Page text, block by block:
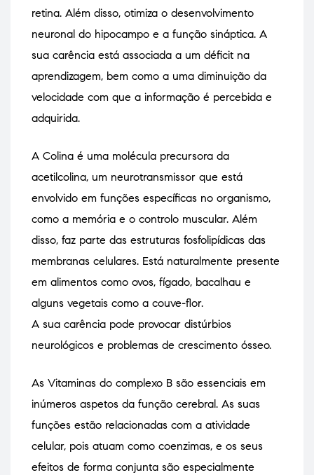
retina. Além disso, otimiza o desenvolvimento
neuronal do hipocampo e a função sináptica. A
sua carência está associada a um déficit na
aprendizagem, bem como a uma diminuição da
velocidade com que a informação é percebida e
adquirida.
A Colina é uma molécula precursora da
acetilcolina, um neurotransmissor que está
envolvido em funções específicas no organismo,
como a memória e o controlo muscular. Além
disso, faz parte das estruturas fosfolipídicas das
membranas celulares. Está naturalmente presente
em alimentos como ovos, fígado, bacalhau e
alguns vegetais como a couve-flor.
A sua carência pode provocar distúrbios
neurológicos e problemas de crescimento ósseo.
As Vitaminas do complexo B são essenciais em
inúmeros aspetos da função cerebral. As suas
funções estão relacionadas com a atividade
celular, pois atuam como coenzimas, e os seus
efeitos de forma conjunta são especialmente